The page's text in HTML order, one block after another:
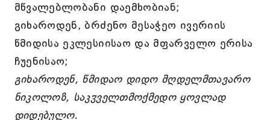
მწვალებლობანი დაემხობიან;
გიხაროდენ, ბრძენო მესაჭეო ივერიის
წმიდისა ეკლესიისაო და მფარველო ერისა
ჩუენისაო;
გიხაროდენ, წმიდაო დიდო მღდელმთავარო
ნიკოლოზ, საკჳველთმოქმედო ყოვლად
დიდებულო.